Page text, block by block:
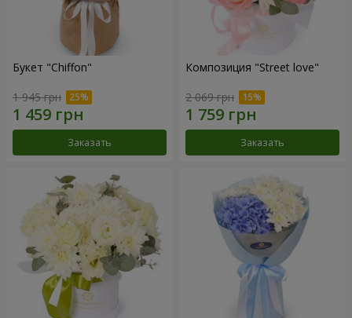
Букет "Chiffon"
1 945 грн
Заказать
Композиция "Street love"
2 069 грн
Заказать